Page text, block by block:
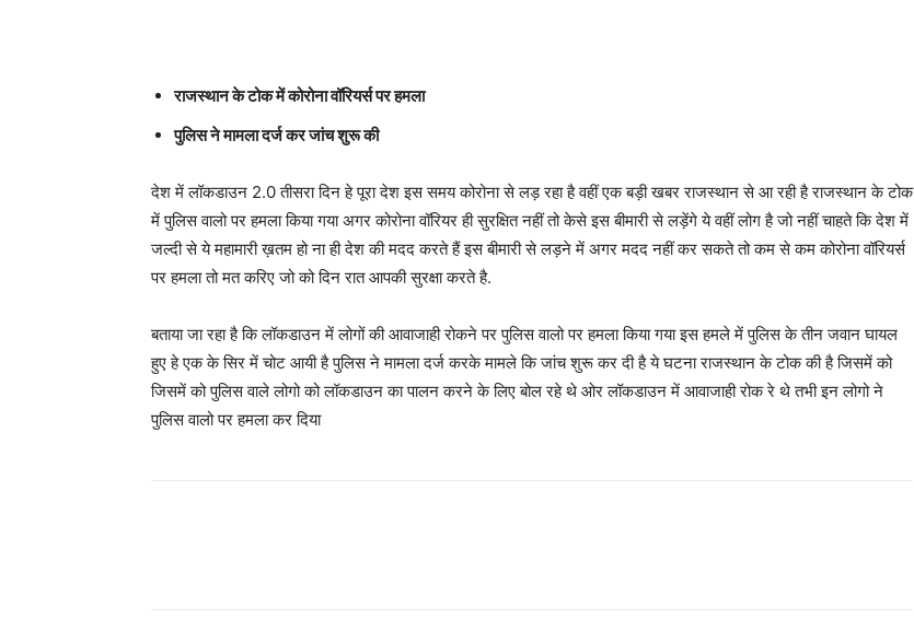
राजस्थान के टोक में कोरोना वॉरियर्स पर हमला
पुलिस ने मामला दर्ज कर जांच शुरू की
देश में लॉकडाउन 2.0 तीसरा दिन हे पूरा देश इस समय कोरोना से लड़ रहा है वहीं एक बड़ी खबर राजस्थान से आ रही है राजस्थान के टोक
में पुलिस वालो पर हमला किया गया अगर कोरोना वॉरियर ही सुरक्षित नहीं तो केसे इस बीमारी से लड़ेंगे ये वहीं लोग है जो नहीं चाहते कि देश में
जल्दी से ये महामारी ख़तम हो ना ही देश की मदद करते हैं इस बीमारी से लड़ने में अगर मदद नहीं कर सकते तो कम से कम कोरोना वॉरियर्स
पर हमला तो मत करिए जो को दिन रात आपकी सुरक्षा करते है.
बताया जा रहा है कि लॉकडाउन में लोगों की आवाजाही रोकने पर पुलिस वालो पर हमला किया गया इस हमले में पुलिस के तीन जवान घायल
हुए हे एक के सिर में चोट आयी है पुलिस ने मामला दर्ज करके मामले कि जांच शुरू कर दी है ये घटना राजस्थान के टोक की है जिसमें को
जिसमें को पुलिस वाले लोगो को लॉकडाउन का पालन करने के लिए बोल रहे थे ओर लॉकडाउन में आवाजाही रोक रे थे तभी इन लोगो ने
पुलिस वालो पर हमला कर दिया